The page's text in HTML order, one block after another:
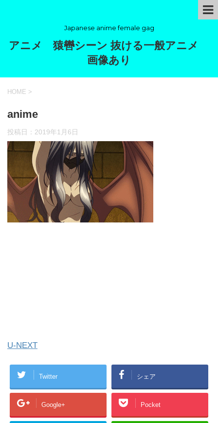
Japanese anime female gag
アニメ 猿轡シーン 抜ける一般アニメ
画像あり
HOME >
anime
投稿日： 2019年1月6日
U-NEXT
Twitter シェア
Google+ Pocket